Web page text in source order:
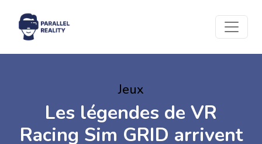
Jeux
Les légendes de VR
Racing Sim GRID arrivent